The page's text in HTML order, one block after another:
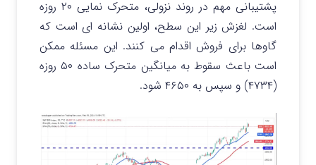
پشتیبانی مهم در روند نزولی، متحرک نمایی ۲۰ روزه
است. لغزش زیر این سطح، اولین نشانه ای است که
گاوها برای فروش اقدام می کنند. این مسئله ممکن
است باعث سقوط به میانگین متحرک ساده ۵۰ روزه
(۴۷۳۴) و سپس به ۴۶۵۰ شود.